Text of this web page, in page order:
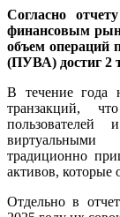
Согласно
финансовым
объем операций
(ПУВА) достиг 2
В течение года
транзакций,
традиционно
активов, которые
Отдельно в